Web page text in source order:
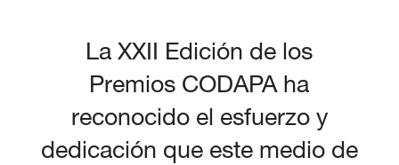
La XXII Edición de los
Premios CODAPA ha
reconocido el esfuerzo y
dedicación que este medio de